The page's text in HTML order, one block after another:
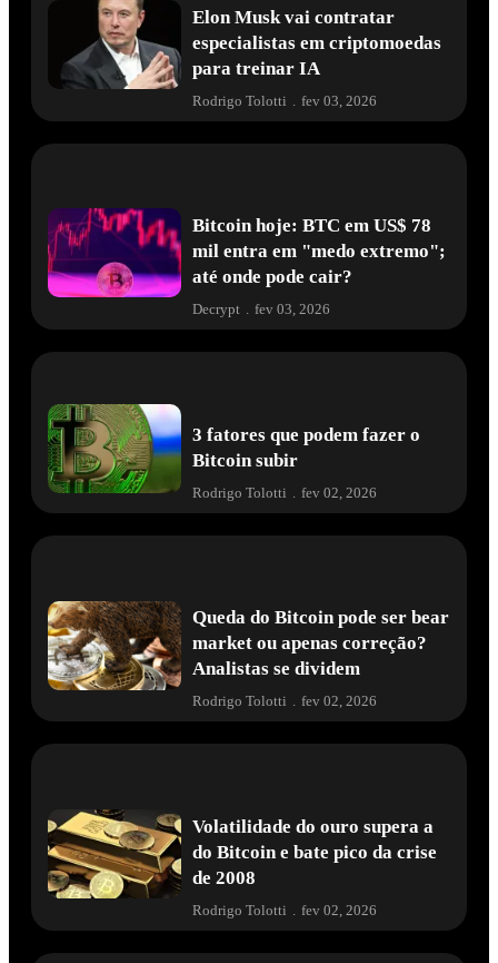
Elon Musk vai contratar
especialistas em criptomoedas
para treinar IA
Rodrigo Tolotti fev 03, 2026
Bitcoin hoje: BTC em US$ 78
mil entra em "medo extremo";
até onde pode cair?
Decrypt . fev 03, 2026
3 fatores que podem fazer o
Bitcoin subir
Rodrigo Tolotti fev 02, 2026
Queda do Bitcoin pode ser bear
market ou apenas correção?
Analistas se dividem
Rodrigo Tolotti . fev 02, 2026
Volatilidade do ouro supera a
do Bitcoin e bate pico da crise
de 2008
Rodrigo Tolotti . fev 02, 2026